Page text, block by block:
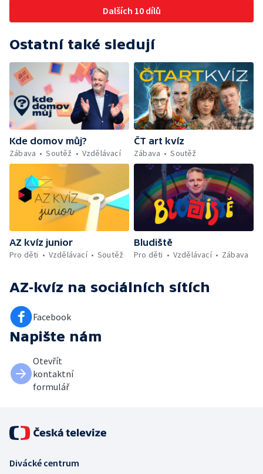
Dalších 10 dílů
Ostatní také sledují
Kde domov můj?
Zábava
Soutěž Vzdělávací
ČT art kvíz
Zábava
Soutěž
AZ kvíz junior
Pro děti
Vzdělávací Soutěž
Bludiště
Pro děti
Vzdělávací Zábava
AZ-kvíz na sociálních sítích
Facebook
Napište nám
Otevřít
kontaktní
formulář
Divácké centrum